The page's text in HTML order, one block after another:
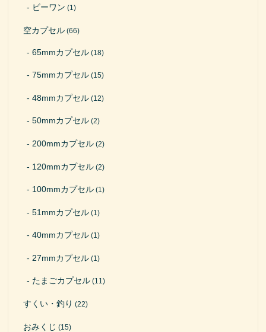
ビーワン (1)
空カプセル (66)
65mmカプセル (18)
75mmカプセル (15)
48mmカプセル (12)
50mmカプセル (2)
200mmカプセル (2)
120mmカプセル (2)
100mmカプセル (1)
51mmカプセル (1)
40mmカプセル (1)
27mmカプセル (1)
たまごカプセル (11)
すくい・釣り (22)
おみくじ (15)